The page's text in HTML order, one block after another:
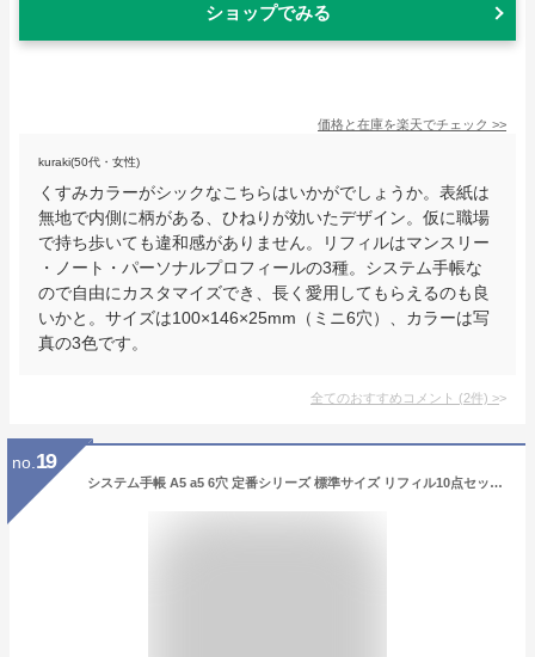
ショップでみる
価格と在庫を楽天でチェック >>
kuraki(50代・女性)
くすみカラーがシックなこちらはいかがでしょうか。表紙は
無地で内側に柄がある、ひねりが効いたデザイン。仮に職場
で持ち歩いても違和感がありません。リフィルはマンスリー
・ノート・パーソナルプロフィールの3種。システム手帳な
ので自由にカスタマイズでき、長く愛用してもらえるのも良
いかと。サイズは100×146×25mm（ミニ6穴）、カラーは写
真の3色です。
全てのおすすめコメント (2件) >
no. 19
システム手帳 A5 a5 6穴 定番シリーズ 標準サイズ リフィル10点セット A5monobasic3 ビジネス 社会人 かわいい